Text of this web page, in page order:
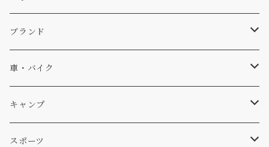
キャップ、ニット
ソックス
雑貨
ステッカー
ブランド
Db
サーフ
スキー
A-Frame
DOGS
Four My Self
車・バイク
車外
マット、シート
キャンプ
ファニチャー
スポーツ